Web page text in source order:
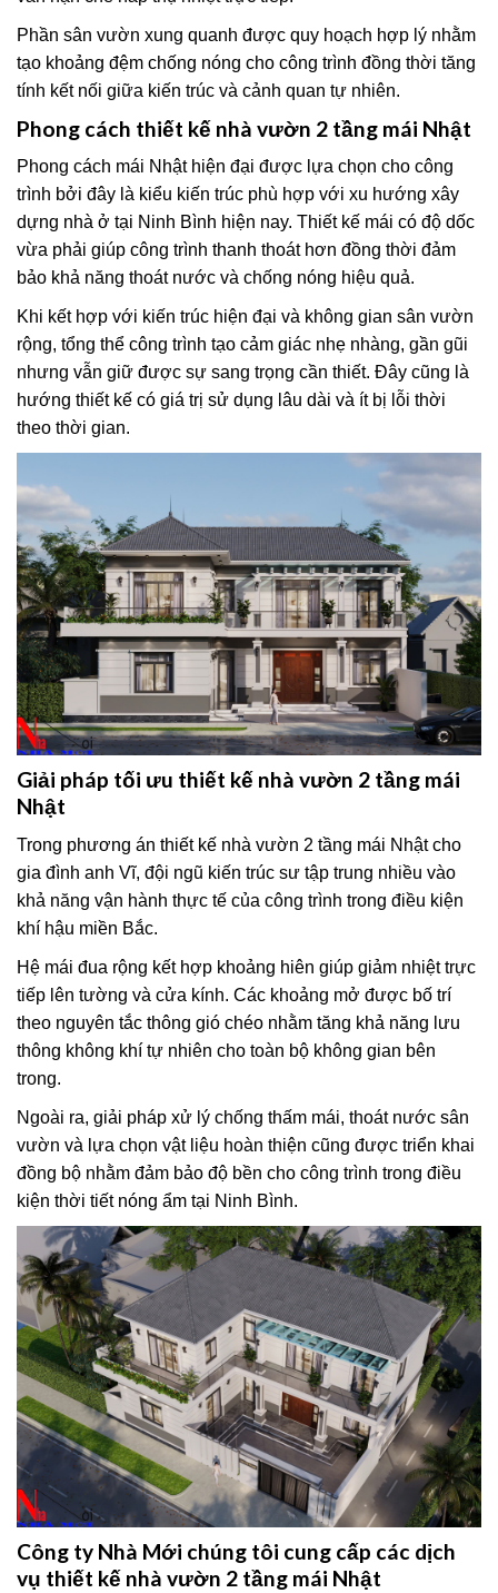
Phần sân vườn xung quanh được quy hoạch hợp lý nhằm
tạo khoảng đệm chống nóng cho công trình đồng thời tăng
tính kết nối giữa kiến trúc và cảnh quan tự nhiên.
Phong cách thiết kế nhà vườn 2 tầng mái Nhật
Phong cách mái Nhật hiện đại được lựa chọn cho công
trình bởi đây là kiểu kiến trúc phù hợp với xu hướng xây
dựng nhà ở tại Ninh Bình hiện nay. Thiết kế mái có độ dốc
vừa phải giúp công trình thanh thoát hơn đồng thời đảm
bảo khả năng thoát nước và chống nóng hiệu quả.
Khi kết hợp với kiến trúc hiện đại và không gian sân vườn
rộng, tổng thể công trình tạo cảm giác nhẹ nhàng, gần gũi
nhưng vẫn giữ được sự sang trọng cần thiết. Đây cũng là
hướng thiết kế có giá trị sử dụng lâu dài và ít bị lỗi thời
theo thời gian.
Giải pháp tối ưu thiết kế nhà vườn 2 tầng mái
Nhật
Trong phương án thiết kế nhà vườn 2 tầng mái Nhật cho
gia đình anh Vĩ, đội ngũ kiến trúc sư tập trung nhiều vào
khả năng vận hành thực tế của công trình trong điều kiện
khí hậu miền Bắc.
Hệ mái đua rộng kết hợp khoảng hiên giúp giảm nhiệt trực
tiếp lên tường và cửa kính. Các khoảng mở được bố trí
theo nguyên tắc thông gió chéo nhằm tăng khả năng lưu
thông không khí tự nhiên cho toàn bộ không gian bên
trong.
Ngoài ra, giải pháp xử lý chống thấm mái, thoát nước sân
vườn và lựa chọn vật liệu hoàn thiện cũng được triển khai
đồng bộ nhằm đảm bảo độ bền cho công trình trong điều
kiện thời tiết nóng ẩm tại Ninh Bình.
Công ty Nhà Mới chúng tôi cung cấp các dịch
vụ thiết kế nhà vườn 2 tầng mái Nhật